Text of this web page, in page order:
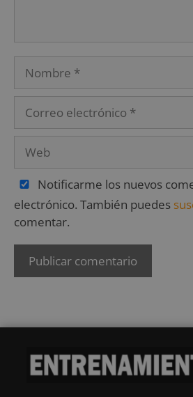
Notificarme los nuevos
electrónico. También puedes
comentar.